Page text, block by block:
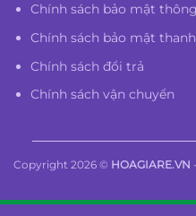
Chính sách bảo mật
Chính sách bảo mật
Chính sách đổi trả
Chính sách vận chuyển
Copyright 2026 © HOAGIARE.VN